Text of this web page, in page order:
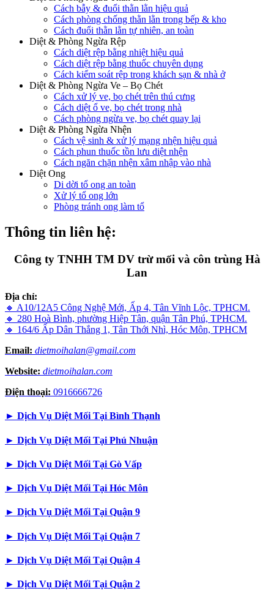
Cách bẫy & đuổi thằn lằn hiệu quả
Cách phòng chống thằn lằn trong bếp & kho
Cách đuổi thằn lằn tự nhiên, an toàn
Diệt & Phòng Ngừa Rệp
Cách diệt rệp bằng nhiệt hiệu quả
Cách diệt rệp bằng thuốc chuyên dụng
Cách kiểm soát rệp trong khách sạn & nhà ở
Diệt & Phòng Ngừa Ve – Bọ Chét
Cách xử lý ve, bọ chét trên thú cưng
Cách diệt ổ ve, bọ chét trong nhà
Cách phòng ngừa ve, bọ chét quay lại
Diệt & Phòng Ngừa Nhện
Cách vệ sinh & xử lý mạng nhện hiệu quả
Cách phun thuốc tồn lưu diệt nhện
Cách ngăn chặn nhện xâm nhập vào nhà
Diệt Ong
Di dời tổ ong an toàn
Xử lý tổ ong lớn
Phòng tránh ong làm tổ
Thông tin liên hệ:
Công ty TNHH TM DV trừ mối và côn trùng Hà
Lan
Địa chỉ:
🔸 A10/12A5 Công Nghệ Mới, Ấp 4, Tân Vĩnh Lộc, TPHCM.
🔸 280 Hoà Bình, phường Hiệp Tân, quận Tân Phú, TPHCM.
🔸 164/6 Ấp Dân Thắng 1, Tân Thới Nhì, Hóc Môn, TPHCM
Email: dietmoihalan@gmail.com
Website: dietmoihalan.com
Điện thoại: 0916666726
► Dịch Vụ Diệt Mối Tại Bình Thạnh
► Dịch Vụ Diệt Mối Tại Phú Nhuận
► Dịch Vụ Diệt Mối Tại Gò Vấp
► Dịch Vụ Diệt Mối Tại Hóc Môn
► Dịch Vụ Diệt Mối Tại Quận 9
► Dịch Vụ Diệt Mối Tại Quận 7
► Dịch Vụ Diệt Mối Tại Quận 4
► Dịch Vụ Diệt Mối Tại Quận 2